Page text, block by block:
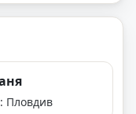
Пловдив